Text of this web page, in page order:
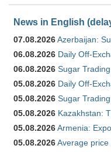
News in English
07.08.2026Azerbaijan:
06.08.2026 Daily Off-
06.08.2026 Sugar
05.08.2026 Daily Off-
05.08.2026 Sugar
05.08.2026 Kazakhstan:
05.08.2026Armenia:
05.08.2026Average